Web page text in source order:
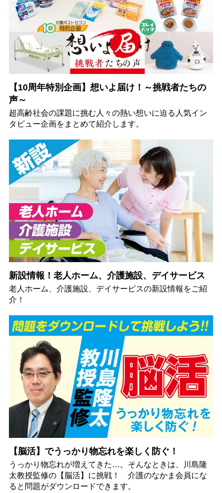
【10周年特別企画】想いよ届け！～挑戦者たちの
声～
超高齢社会の課題に挑む人々の熱い想いに迫る人気イン
タビュー企画をまとめて紹介します。
新設情報！老人ホーム、介護施設、デイサービス
老人ホーム、介護施設、デイサービスの新設情報をご紹
介！
【脳活】でうっかり物忘れを楽しく防ぐ！
うっかり物忘れが増えてきた…。そんなときは、川島隆
太教授監修の【脳活】に挑戦！ 介護のなかま会員にな
ると問題がダウンロードできます。